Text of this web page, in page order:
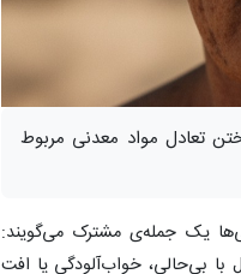
تعادل مواد معدنی مربوط
یک جمله‌ی مشترک می‌گویند:
بی‌حالی، خواب‌آلودگی یا افت